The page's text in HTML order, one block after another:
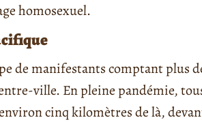
homosexuel.
de manifestants comptant plus
ville. En pleine pandémie,
cinq kilomètres de là,